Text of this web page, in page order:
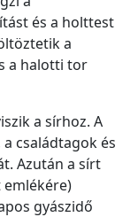
és a holttest
a
a halotti tor
a sírhoz. A
családtagok és
Azután a sírt
emlékére)
gyászidő